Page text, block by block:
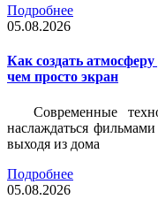
Подробнее
05.08.2026
Как создать
чем просто экран
Современные
наслаждаться
выходя из дома
Подробнее
05.08.2026